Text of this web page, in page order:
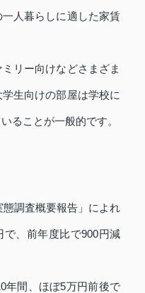
人暮らしに適した家賃
リー向けなどさまざま
生向けの部屋は学校に
ることが一般的です。
調査概要報告」によれ
で、前年度比で900円減
年間、ほぼ5万円前後で